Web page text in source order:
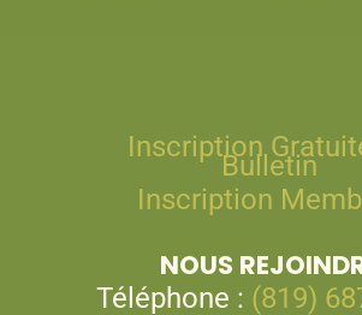
Inscription
Bulletin
Inscription
NOUS
Téléphone : (819)